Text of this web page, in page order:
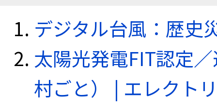
デジタル台風：歴史
太陽光発電FIT認定
村ごと） | エレクト